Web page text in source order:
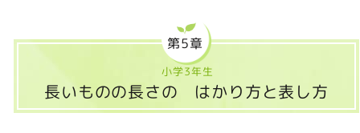
第5章
小学3年生
長いものの長さの はかり方と表し方